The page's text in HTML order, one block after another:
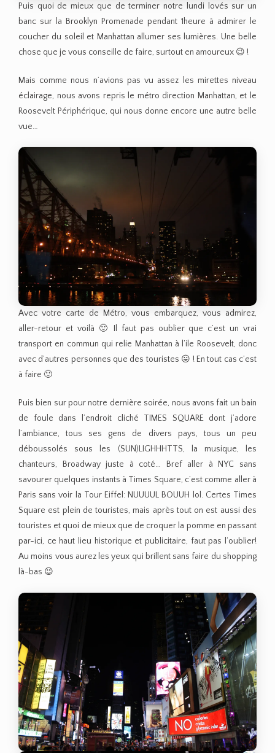
Puis quoi de mieux que de terminer notre lundi lovés sur un
banc sur la Brooklyn Promenade pendant 1heure à admirer le
coucher du soleil et Manhattan allumer ses lumières. Une belle
chose que je vous conseille de faire, surtout en amoureux 😉 !
Mais comme nous n’avions pas vu assez les mirettes niveau
éclairage, nous avons repris le métro direction Manhattan, et le
Roosevelt Périphérique, qui nous donne encore une autre belle
vue…
Avec votre carte de Métro, vous embarquez, vous admirez,
aller-retour et voilà 🙂 Il faut pas oublier que c’est un vrai
transport en commun qui relie Manhattan à l’ile Roosevelt, donc
avec d’autres personnes que des touristes 😛 ! En tout cas c’est
à faire 🙂
Puis bien sur pour notre dernière soirée, nous avons fait un bain
de foule dans l’endroit cliché TIMES SQUARE dont j’adore
l’ambiance, tous ses gens de divers pays, tous un peu
déboussolés sous les (SUN)LIGHHHTTS, la musique, les
chanteurs, Broadway juste à coté… Bref aller à NYC sans
savourer quelques instants à Times Square, c’est comme aller à
Paris sans voir la Tour Eiffel: NUUUUL BOUUH lol. Certes Times
Square est plein de touristes, mais après tout on est aussi des
touristes et quoi de mieux que de croquer la pomme en passant
par-ici, ce haut lieu historique et publicitaire, faut pas l’oublier!
Au moins vous aurez les yeux qui brillent sans faire du shopping
là-bas 😉